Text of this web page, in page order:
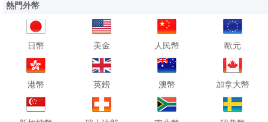
熱門外幣
日幣 美金 人民幣 歐元
港幣 英鎊 澳幣 加拿大幣